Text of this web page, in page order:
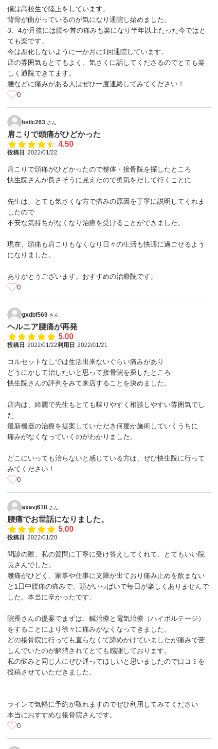
僕は高校生で陸上をしています。
背骨が曲がっているのが気になり通院し始めました。
3、4か月後には腰や首の痛みも楽になり半年以上たった今ではと
ても楽です。
今は悪化しないように一か月に1回通院しています。
店の雰囲気もとてもよく、気さくに話してくださるのでとても楽
しく通院できてます。
腰などに痛みがある人はぜひ一度連絡してみてください！
0
bsilc263 さん
肩こりで頭痛がひどかった
4.50
投稿日 2022/01/22
肩こりで頭痛がひどかったので整体・接骨院を探したところ
快生院さんが良さそうに見えたので勇気をだして行くことに
先生は、とても気さくな方で痛みの原因を丁寧に説明してくれま
したので
不安な気持ちがなくなり治療を受けることができました。
現在、頭痛も肩こりもなくなり日々の生活も快適に過ごせるよう
になりました。
ありがとうございます。おすすめの治療院です。
0
gxdbf569 さん
ヘルニア腰痛が再発
5.00
投稿日 2022/01/22利用日 2022/01/21
コルセットなしでは生活出来ないぐらい痛みがあり
どうにかして治したいと思って接骨院を探したところ
快生院さんの評判をみて来店することを決めました。
店内は、綺麗で先生もとても喋りやすく相談しやすい雰囲気でし
た
最新機器の治療を提案していただき何度か施術していくうちに
痛みがなくなっていくのがわかりました。
どこにいっても治らないと感じている方は、ぜひ快生院に行って
みてください！
0
axavj618 さん
腰痛でお世話になりました。
5.00
投稿日 2022/01/20
問診の際、私の質問に丁寧に受け答えしてくれて、とてもいい院
長さんでした。
腰痛がひどく、家事や仕事に支障が出ており痛み止めを飲まない
と1日中腰痛の痛みで、頭がいっぱいで毎日が楽しくありませんで
した。本当に辛かったです。
院長さんの提案でまずは、鍼治療と電気治療（ハイボルテージ）
をすることにより徐々に痛みがなくなってきました。
どの接骨院に行っても直らなくて諦めかけていましたが痛みで苦
しんでいたのが解消されてとても感謝しております。
私の悩みと同じ人にぜひ通ってほしいと思いましたので口コミを
投稿させていただきました。
ラインで気軽に予約が取れますのでぜひ利用してみてください
本当におすすめな接骨院さんです。
0